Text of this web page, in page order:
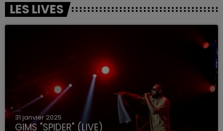
LES LIVES
31 janvier 2025
GIMS "SPIDER" (LIVE)